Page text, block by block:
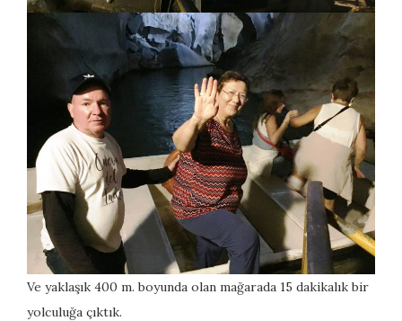
Ve yaklaşık 400 m. boyunda olan mağarada 15 dakikalık bir
yolculuğa çıktık.